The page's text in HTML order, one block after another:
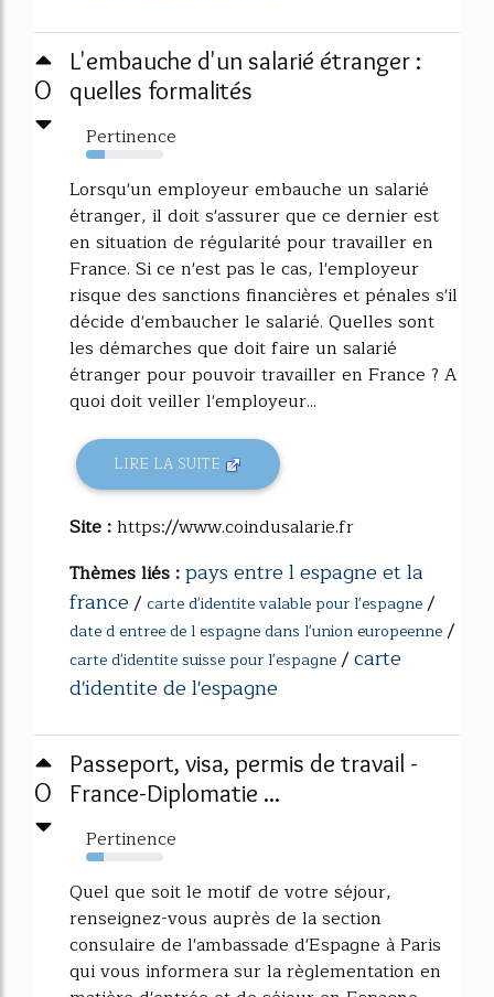
0
L'embauche d'un salarié étranger :
quelles formalités
Pertinence
24%
Lorsqu'un employeur embauche un salarié
étranger, il doit s'assurer que ce dernier est
en situation de régularité pour travailler en
France. Si ce n'est pas le cas, l'employeur
risque des sanctions financières et pénales s'il
décide d'embaucher le salarié. Quelles sont
les démarches que doit faire un salarié
étranger pour pouvoir travailler en France ? A
quoi doit veiller l'employeur...
LIRE LA SUITE
Site :https://www.coindusalarie.fr
Thèmes liés :pays entre l espagne et la
france/ carte d'identite valable pour l'espagne/
date d entree de l espagne dans l'union europeenne/
carte d'identite suisse pour l'espagne/carte
d'identite de l'espagne
0
Passeport, visa, permis de travail -
France-Diplomatie ...
Pertinence
23%
Quel que soit le motif de votre séjour,
renseignez-vous auprès de la section
consulaire de l'ambassade d'Espagne à Paris
qui vous informera sur la règlementation en